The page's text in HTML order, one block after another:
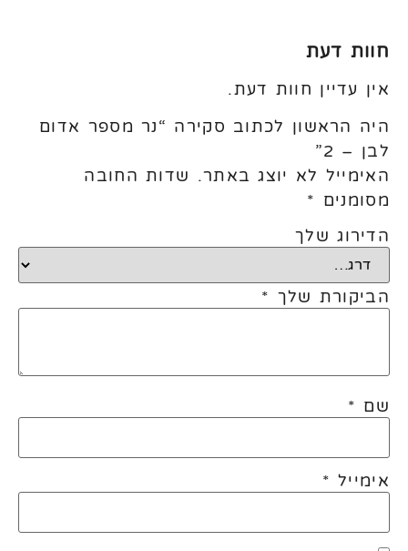
חוות דעת
אין עדיין חוות דעת.
היה הראשון לכתוב סקירה “נר מספר אדום
לבן – 2”
האימייל לא יוצג באתר. שדות החובה
מסומנים *
הדירוג שלך
הביקורת שלך *
שם *
אימייל *